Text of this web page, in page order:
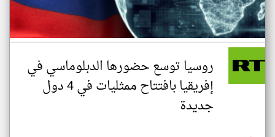
روسيا توسع حضورها الدبلوماسي في
إفريقيا بافتتاح ممثليات في 4 دول
جديدة